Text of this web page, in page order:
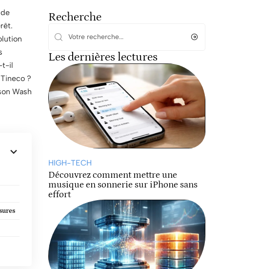
t-il
?
Wash
Recherche
Les dernières lectures
HIGH-TECH
Découvrez comment mettre une
musique en sonnerie sur iPhone sans
effort